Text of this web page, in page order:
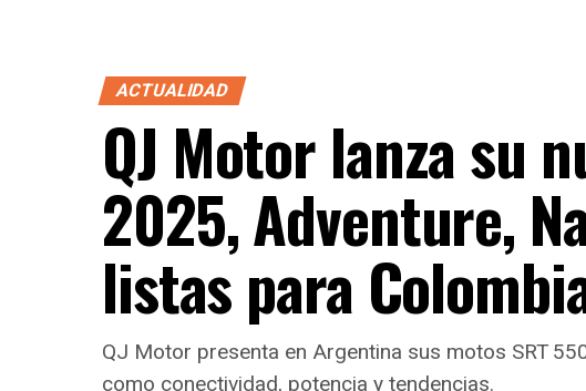
ACTUALIDAD
QJ Motor lanza su
2025, Adventure,
listas para
QJ Motor presenta en Argentina sus motos SRT
como conectividad, potencia y tendencias.